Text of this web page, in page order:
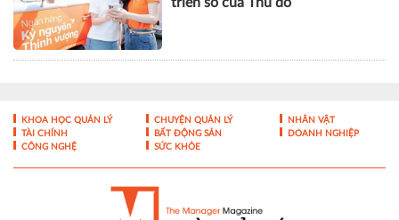
TÀI CHÍNH
CÔNG NGHỆ
SỨC KHỎE
Tạp chí điện tử Nhà Quản Lý - ISSN 1859- 0772
Giấy phép hoạt động báo điện tử số 324/GP-BTTTT của Bộ
Thông tin và Truyền thông cấp ngày 10/07/2017
Cơ quan chủ quản:
Viện Nghiên cứu và Đào tạo về quản lý -